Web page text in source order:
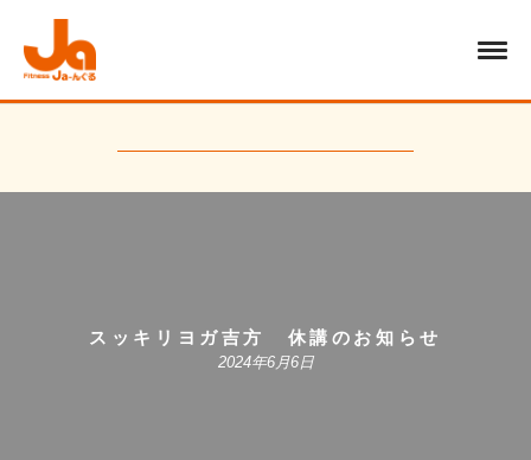
スッキリヨガ吉方 休講のお知らせ
2024年6月6日